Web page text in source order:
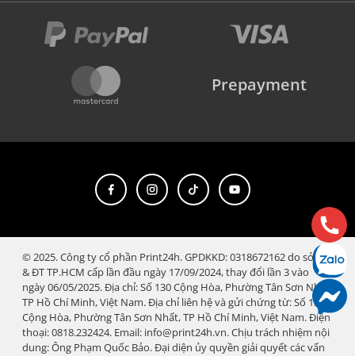
Prepayment
© 2025. Công ty cổ phần Print24h. GPDKKD: 0318672162 do sở KH
& ĐT TP.HCM cấp lần đầu ngày 17/09/2024, thay đổi lần 3 vào
ngày 06/05/2025. Địa chỉ: Số 130 Cộng Hòa, Phường Tân Sơn Nhất,
TP Hồ Chí Minh, Việt Nam. Địa chỉ liên hệ và gửi chứng từ: Số 130
Cộng Hòa, Phường Tân Sơn Nhất, TP Hồ Chí Minh, Việt Nam. Điện
thoại: 0818.232424. Email: info@print24h.vn. Chịu trách nhiệm nội
dung: Ông Phạm Quốc Bảo. Đại diện ủy quyền giải quyết các vấn